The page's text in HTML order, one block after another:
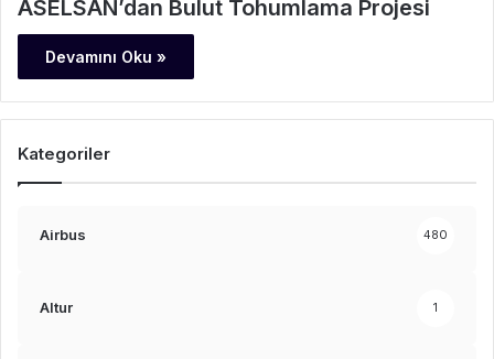
ASELSAN’dan Bulut Tohumlama Projesi
Devamını Oku »
Kategoriler
Airbus 480
Altur 1